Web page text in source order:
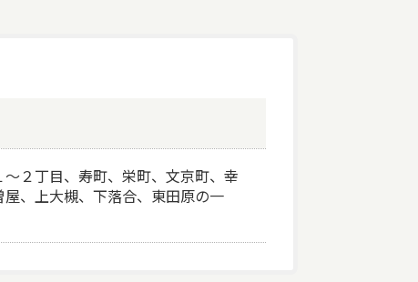
２丁目、寿町、栄町、文京町、幸
、上大槻、下落合、東田原の一